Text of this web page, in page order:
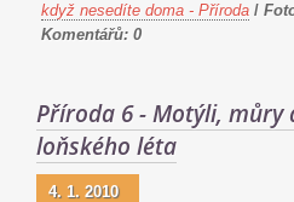
když nesedíte doma - Příroda /
Komentářů: 0
Příroda 6 - Motýli, můry
loňského léta
4. 1. 2010